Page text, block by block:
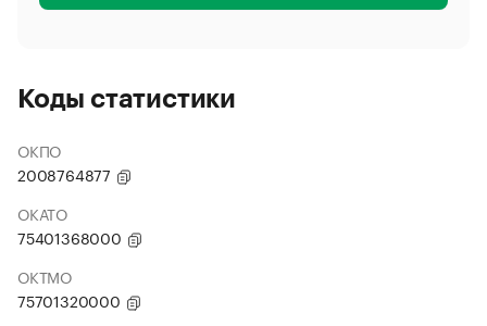
Коды статистики
ОКПО
2008764877
ОКАТО
75401368000
ОКТМО
75701320000